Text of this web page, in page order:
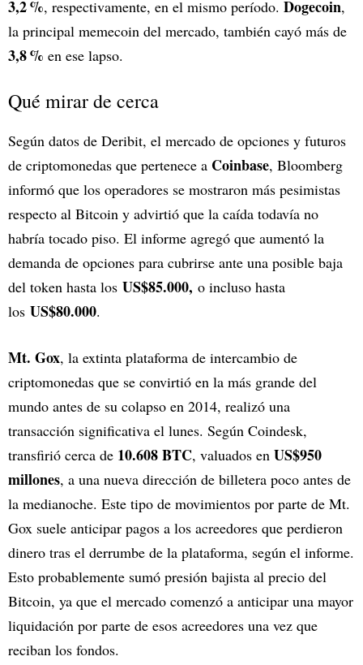
3,2 %, respectivamente, en el mismo período. Dogecoin,
la principal memecoin del mercado, también cayó más de
3,8 % en ese lapso.
Qué mirar de cerca
Según datos de Deribit, el mercado de opciones y futuros
de criptomonedas que pertenece a Coinbase, Bloomberg
informó que los operadores se mostraron más pesimistas
respecto al Bitcoin y advirtió que la caída todavía no
habría tocado piso. El informe agregó que aumentó la
demanda de opciones para cubrirse ante una posible baja
del token hasta los US$85.000, o incluso hasta
los US$80.000.
Mt. Gox, la extinta plataforma de intercambio de
criptomonedas que se convirtió en la más grande del
mundo antes de su colapso en 2014, realizó una
transacción significativa el lunes. Según Coindesk,
transfirió cerca de 10.608 BTC, valuados en US$950
millones, a una nueva dirección de billetera poco antes de
la medianoche. Este tipo de movimientos por parte de Mt.
Gox suele anticipar pagos a los acreedores que perdieron
dinero tras el derrumbe de la plataforma, según el informe.
Esto probablemente sumó presión bajista al precio del
Bitcoin, ya que el mercado comenzó a anticipar una mayor
liquidación por parte de esos acreedores una vez que
reciban los fondos.